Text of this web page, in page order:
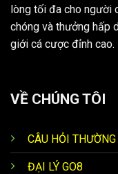
lòng tối đa cho người
chóng và thưởng hấp
giới cá cược đỉnh cao.
VỀ CHÚNG TÔI
CÂU HỎI THƯỜNG
ĐẠI LÝ GO8